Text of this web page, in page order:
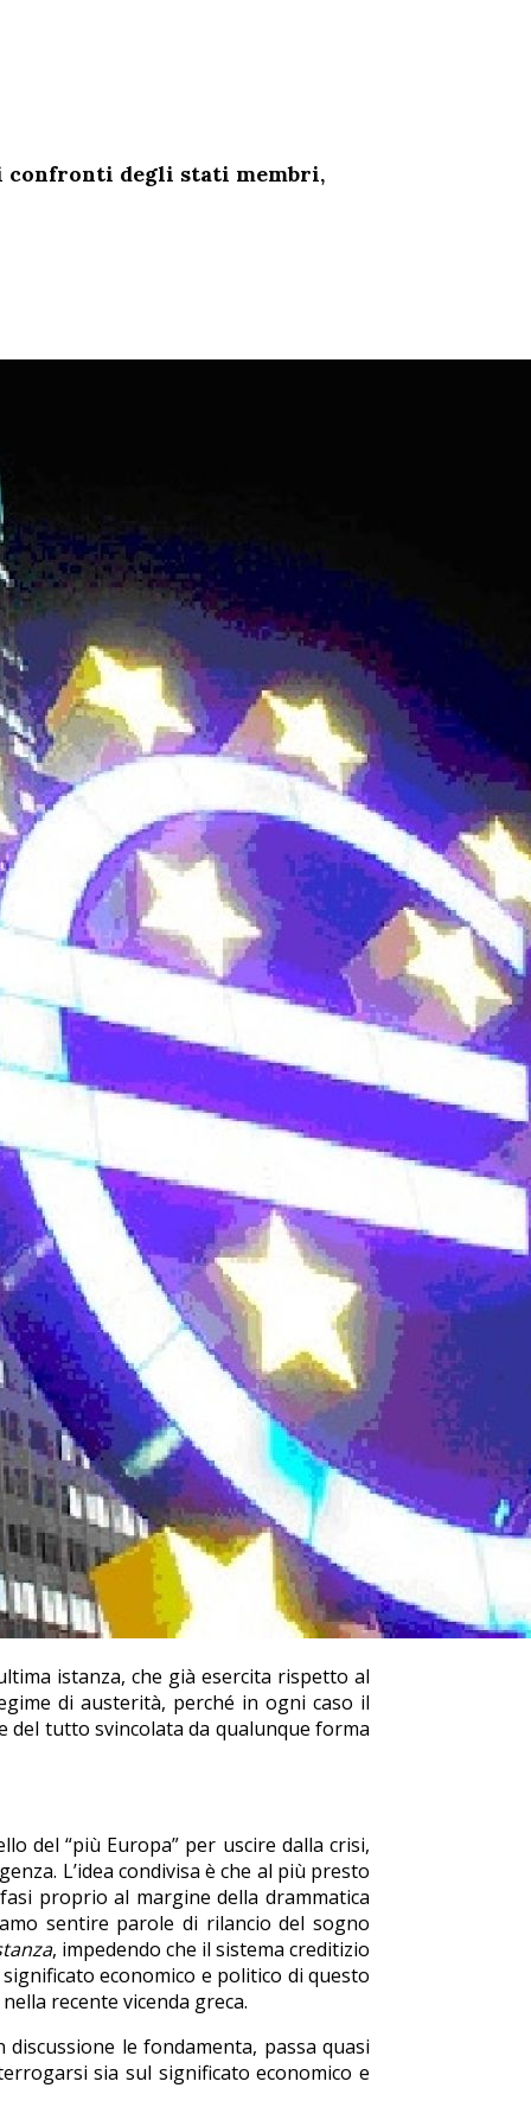
confronti degli stati membri,
istanza, che già esercita rispetto al
di austerità, perché in ogni caso il
del tutto svincolata da qualunque forma
del “più Europa” per uscire dalla crisi,
L’idea condivisa è che al più presto
proprio al margine della drammatica
sentire parole di rilancio del sogno
, impedendo che il sistema creditizio
economico e politico di questo
recente vicenda greca.
le fondamenta, passa quasi
sia sul significato economico e